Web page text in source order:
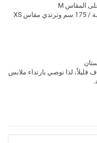
لذا نوصي بارتداء ملابس